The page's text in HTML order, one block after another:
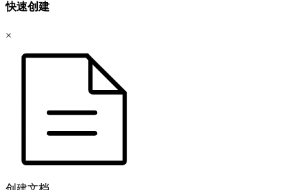
快速创建
×